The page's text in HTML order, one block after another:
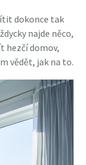
dokonce tak
najde něco,
hezčí domov,
vědět, jak na to.